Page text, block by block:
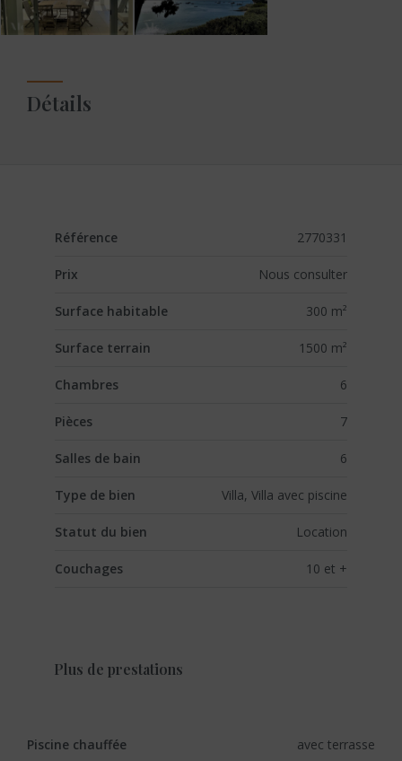
Détails
Référence 2770331
Prix Nous consulter
Surface habitable 300 m²
Surface terrain 1500 m²
Chambres 6
Pièces 7
Salles de bain 6
Type de bien Villa, Villa avec piscine
Statut du bien Location
Couchages 10 et +
Plus de prestations
Piscine chauffée avec terrasse